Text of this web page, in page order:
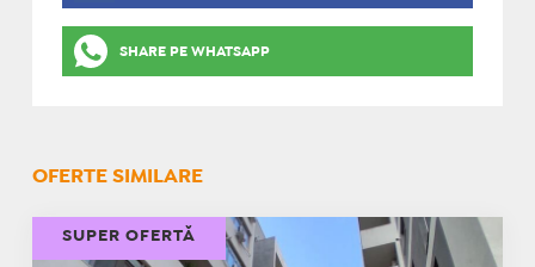
SHARE PE WHATSAPP
OFERTE SIMILARE
SUPER OFERTĂ